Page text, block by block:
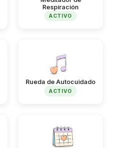
Respiración
ACTIVO
Rueda de Autocuidado
ACTIVO